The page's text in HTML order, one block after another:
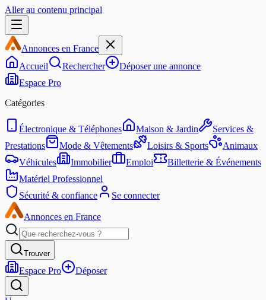
Aller au contenu principal
Annonces en France
Accueil
Rechercher
Déposer une annonce
Espace Pro
Catégories
Électronique & Téléphones Maison & Jardin
Services &
Prestations
Mode & Vêtements Loisirs & Sports
Animaux
Véhicules
Immobilier Emploi
Billetterie & Événements
Matériel Professionnel
Sécurité & confiance
Se connecter
Annonces en France
Trouver
Espace Pro Déposer